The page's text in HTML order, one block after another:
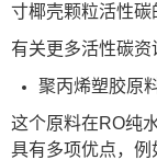
寸椰壳颗粒活性碳
有关更多活性碳资
聚丙烯塑胶原
这个原料在RO纯
具有多项优点，